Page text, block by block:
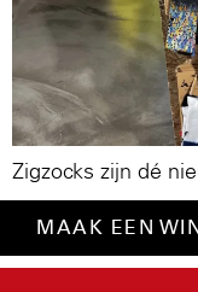
Zigzocks zijn dé
MAAK EEN